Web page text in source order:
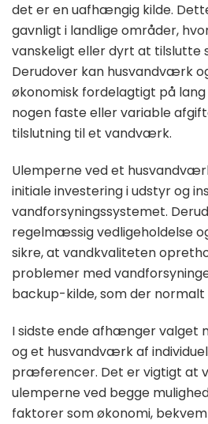
det er en uafhængig kilde.
gavnligt i landlige områder,
vanskeligt eller dyrt at tilslutte
Derudover kan husvandværk
økonomisk fordelagtigt på lang
nogen faste eller variable
tilslutning til et vandværk.
Ulemperne ved et
initiale investering i udstyr og
vandforsyningssystemet.
regelmæssig vedligeholdelse
sikre, at vandkvaliteten
problemer med
backup-kilde, som der
I sidste ende afhænger valget
og et husvandværk af
præferencer. Det er vigtigt at
ulemperne ved begge
faktorer som økonomi,